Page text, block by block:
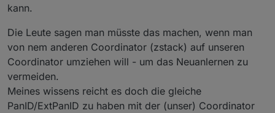
kann.
Die Leute sagen man müsste das machen, wenn man
von nem anderen Coordinator (zstack) auf unseren
Coordinator umziehen will - um das Neuanlernen zu
vermeiden.
Meines wissens reicht es doch die gleiche
PanID/ExtPanID zu haben mit der (unser) Coordinator